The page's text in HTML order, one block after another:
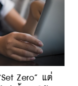
Zero” แต่